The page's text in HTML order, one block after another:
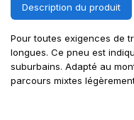
Description du produit
Pour toutes exigences de
longues. Ce pneu est
suburbains. Adapté au
parcours mixtes